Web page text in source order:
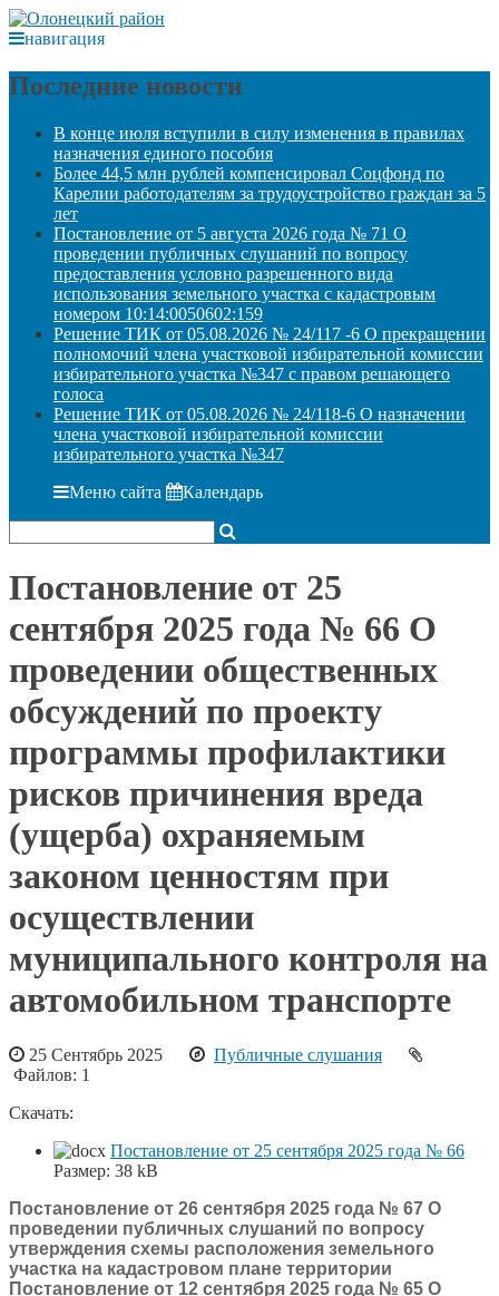
навигация
Последние новости
В конце июля вступили в силу изменения в правилах
назначения единого пособия
Более 44,5 млн рублей компенсировал Соцфонд по
Карелии работодателям за трудоустройство граждан за 5
лет
Постановление от 5 августа 2026 года № 71 О
проведении публичных слушаний по вопросу
предоставления условно разрешенного вида
использования земельного участка с кадастровым
номером 10:14:0050602:159
Решение ТИК от 05.08.2026 № 24/117 -6 О прекращении
полномочий члена участковой избирательной комиссии
избирательного участка №347 с правом решающего
голоса
Решение ТИК от 05.08.2026 № 24/118-6 О назначении
члена участковой избирательной комиссии
избирательного участка №347
Меню сайта Календарь
Постановление от 25
сентября 2025 года № 66 О
проведении общественных
обсуждений по проекту
программы профилактики
рисков причинения вреда
(ущерба) охраняемым
законом ценностям при
осуществлении
муниципального контроля на
автомобильном транспорте
25 Сентябрь 2025
Публичные слушания
Файлов: 1
Скачать:
Постановление от 25 сентября 2025 года № 66
Размер: 38 kB
Постановление от 26 сентября 2025 года № 67 О
проведении публичных слушаний по вопросу
утверждения схемы расположения земельного
участка на кадастровом плане территории
Постановление от 12 сентября 2025 года № 65 О